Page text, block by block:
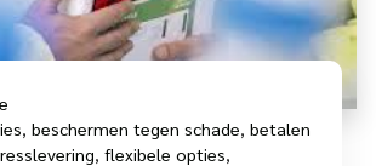
beschermen tegen schade betalen
flexibele opties